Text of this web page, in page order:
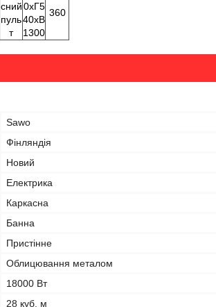
сний
пуль
т
0хГ5
40хВ
1300
360
Sawo
Фінляндія
Новий
Електрика
Каркасна
Банна
Пристінне
Облицювання металом
18000 Вт
28 куб. м